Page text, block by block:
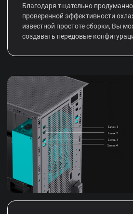
Благодаря тщательно
проверенной эффективности
известной простоте сборки, Вы
создавать передовые